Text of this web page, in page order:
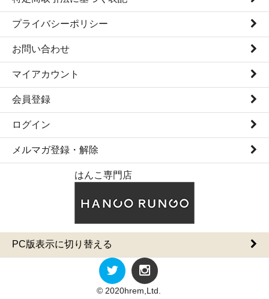
プライバシーポリシー
お問い合わせ
マイアカウント
会員登録
ログイン
メルマガ登録・解除
はんこ専門店
PC版表示に切り替える
© 2020hrem,Ltd.